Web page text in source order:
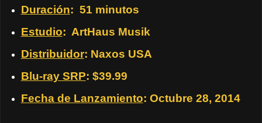
Duración: 51 minutos
Estudio: ArtHaus Musik
Distribuidor: Naxos USA
Blu-ray SRP: $39.99
Fecha de Lanzamiento: Octubre 28, 2014